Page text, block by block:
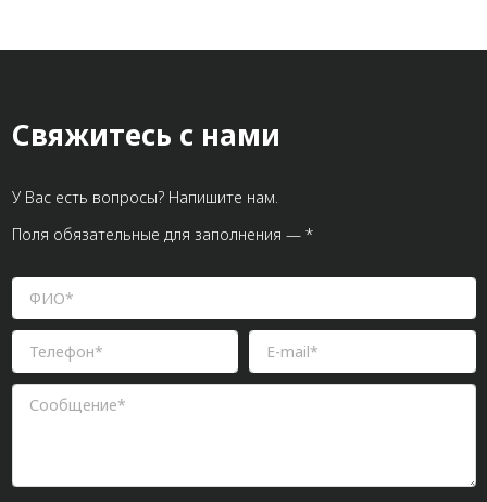
Свяжитесь с нами
У Вас есть вопросы? Напишите нам.
Поля обязательные для заполнения — *